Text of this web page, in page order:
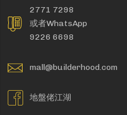
2771 7298
或者WhatsApp
9226 6698
mall@builderhood.com
地盤佬江湖